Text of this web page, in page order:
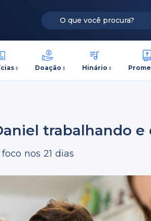
Doação Hinário
trabalhando e
nos 21 dias